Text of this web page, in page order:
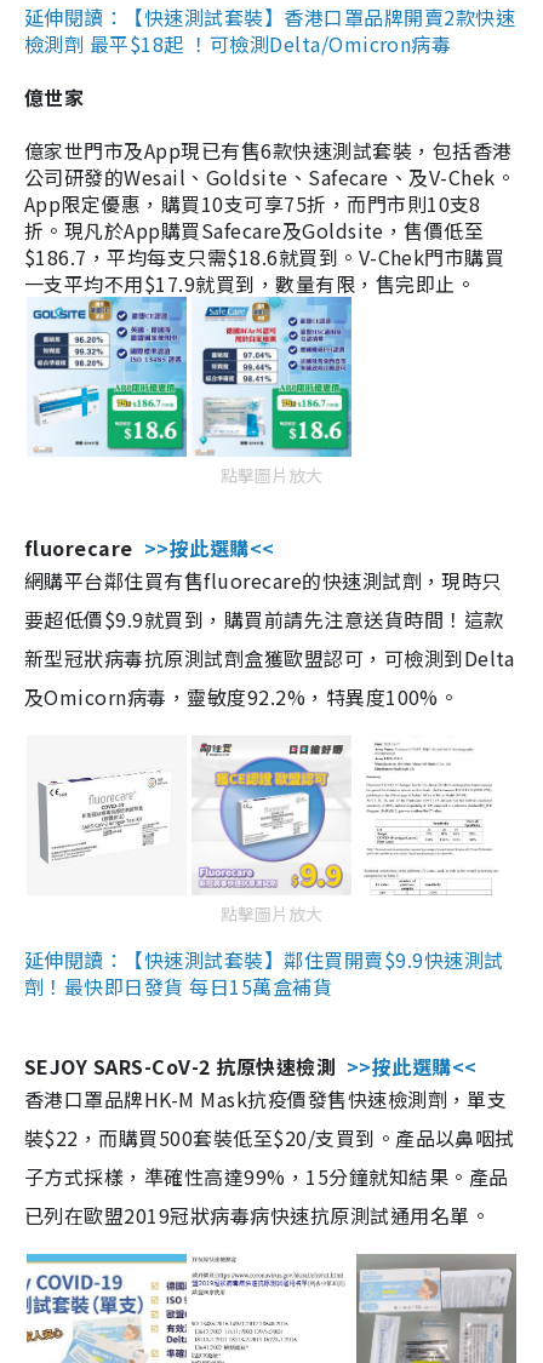
延伸閱讀：【快速測試套裝】香港口罩品牌開賣2款快速
檢測劑 最平$18起 ！可檢測Delta/Omicron病毒
億世家
億家世門市及App現已有售6款快速測試套裝，包括香港
公司研發的Wesail、Goldsite、Safecare、及V-Chek。
App限定優惠，購買10支可享75折，而門市則10支8
折。現凡於App購買Safecare及Goldsite，售價低至
$186.7，平均每支只需$18.6就買到。V-Chek門市購買
一支平均不用$17.9就買到，數量有限，售完即止。
點擊圖片放大
fluorecare >>按此選購<<
網購平台鄰住買有售fluorecare的快速測試劑，現時只
要超低價$9.9就買到，購買前請先注意送貨時間！這款
新型冠狀病毒抗原測試劑盒獲歐盟認可，可檢測到Delta
及Omicorn病毒，靈敏度92.2%，特異度100%。
點擊圖片放大
延伸閱讀：【快速測試套裝】鄰住買開賣$9.9快速測試
劑！最快即日發貨 每日15萬盒補貨
SEJOY SARS-CoV-2 抗原快速檢測 >>按此選購<<
香港口罩品牌HK-M Mask抗疫價發售快速檢測劑，單支
裝$22，而購買500套裝低至$20/支買到。產品以鼻咽拭
子方式採樣，準確性高達99%，15分鐘就知結果。產品
已列在歐盟2019冠狀病毒病快速抗原測試通用名單。